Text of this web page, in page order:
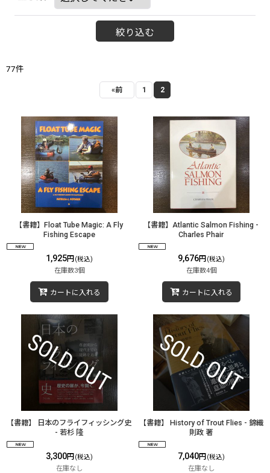
絞り込む
77件
«前 1 2
【書籍】Float Tube Magic: A Fly
Fishing Escape
1,925円 (税込)
在庫数3個
カートに入れる
【書籍】Atlantic Salmon Fishing -
Charles Phair
9,676円 (税込)
在庫数4個
カートに入れる
【書籍】 日本のフライフィッシング史
- 若杉 隆
3,300円 (税込)
在庫なし
【書籍】 History of Trout Flies - 錦織
則政 著
7,040円 (税込)
在庫なし